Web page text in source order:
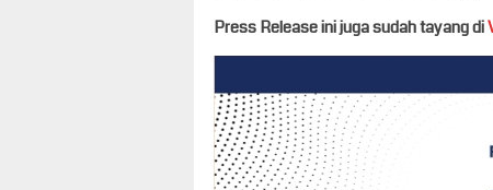
Press Release ini juga sudah tayang di